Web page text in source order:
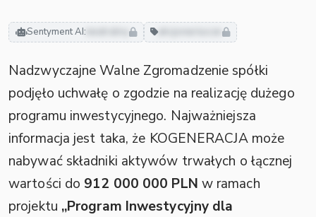
Sentyment AI: neutralny akcjonariusze
Nadzwyczajne Walne Zgromadzenie spółki
podjęło uchwałę o zgodzie na realizację dużego
programu inwestycyjnego. Najważniejsza
informacja jest taka, że KOGENERACJA może
nabywać składniki aktywów trwałych o łącznej
wartości do 912 000 000 PLN w ramach
projektu „Program Inwestycyjny dla